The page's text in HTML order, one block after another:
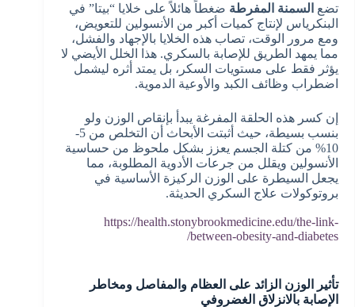
تضع السمنة المفرطة ضغطاً هائلاً على خلايا “بيتا” في
البنكرياس لإنتاج كميات أكبر من الأنسولين للتعويض،
ومع مرور الوقت، تصاب هذه الخلايا بالإجهاد والفشل،
مما يمهد الطريق للإصابة بالسكري. هذا الخلل الأيضي لا
يؤثر فقط على مستويات السكر، بل يمتد أثره ليشمل
اضطراب وظائف الكبد والأوعية الدموية.
إن كسر هذه الحلقة المفرغة يبدأ بإنقاص الوزن ولو
بنسب بسيطة، حيث أثبتت الأبحاث أن التخلص من 5-
10% من كتلة الجسم يعزز بشكل ملحوظ من حساسية
الأنسولين ويقلل من جرعات الأدوية المطلوبة، مما
يجعل السيطرة على الوزن الركيزة الأساسية في
بروتوكولات علاج السكري الحديثة.
https://health.stonybrookmedicine.edu/the-link-
between-obesity-and-diabetes/
تأثير الوزن الزائد على العظام والمفاصل ومخاطر
الإصابة بالانزلاق الغضروفي